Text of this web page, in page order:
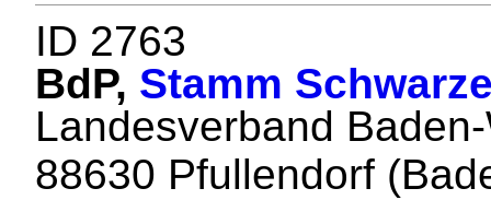
ID 2763
BdP, Stamm
Landesverband
88630 Pfullendorf